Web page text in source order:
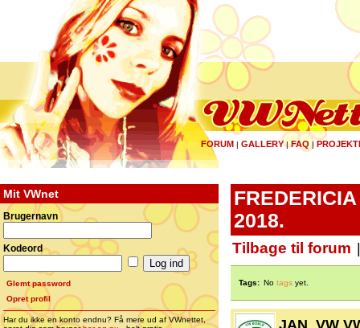
FORUM | GALLERY|FAQ |
Mit VWnet
Brugernavn
Kodeord
Glemt password
Opret profil
Har du ikke en konto endnu? Få mere ud af VWnettet,
2018.
Tilbage til forum
Tags: No tags yet.